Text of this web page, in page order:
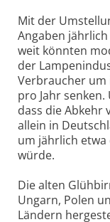
Mit der
Angaben
weit könnten
der
Verbraucher um
pro Jahr
dass die Abkehr
allein in
um jährlich
würde.
Die alten
Ungarn, Polen
Ländern